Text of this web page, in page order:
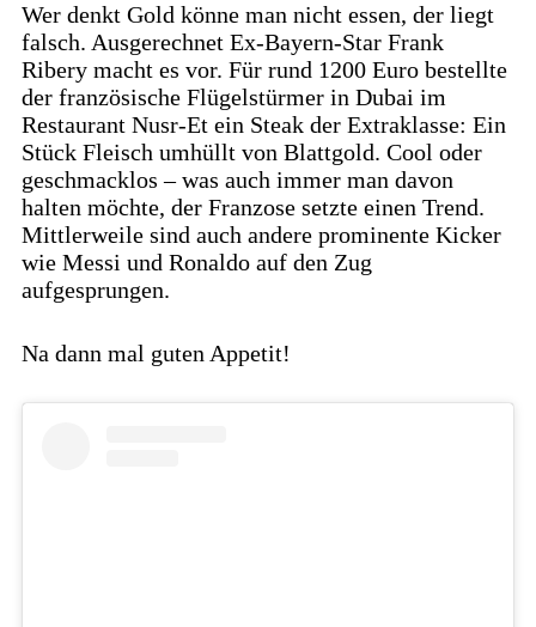
Wer denkt Gold könne man nicht essen, der liegt
falsch. Ausgerechnet Ex-Bayern-Star Frank
Ribery macht es vor. Für rund 1200 Euro bestellte
der französische Flügelstürmer in Dubai im
Restaurant Nusr-Et ein Steak der Extraklasse: Ein
Stück Fleisch umhüllt von Blattgold. Cool oder
geschmacklos – was auch immer man davon
halten möchte, der Franzose setzte einen Trend.
Mittlerweile sind auch andere prominente Kicker
wie Messi und Ronaldo auf den Zug
aufgesprungen.
Na dann mal guten Appetit!